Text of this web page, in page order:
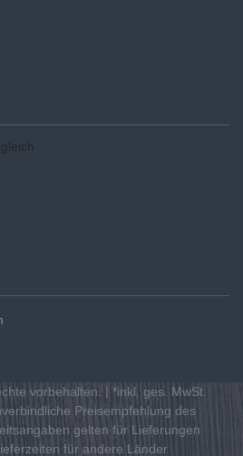
vorbehalten. | *inkl. ges. MwSt.
Preisempfehlung des
gelten für Lieferungen
für andere Länder